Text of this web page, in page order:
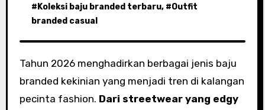
# Koleksi baju branded terbaru, #Outfit
branded casual
Tahun 2026 menghadirkan berbagai jenis baju
branded kekinian yang menjadi tren di kalangan
pecinta fashion. Dari streetwear yang edgy